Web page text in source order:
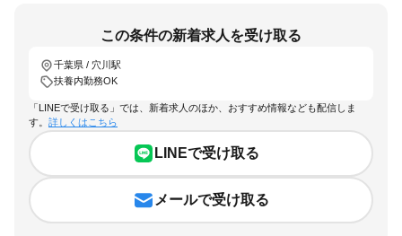
この条件の新着求人を受け取る
千葉県 / 穴川駅
扶養内勤務OK
「LINEで受け取る」では、新着求人のほか、おすすめ情報なども配信しま
す。 詳しくはこちら
LINEで受け取る
メールで受け取る